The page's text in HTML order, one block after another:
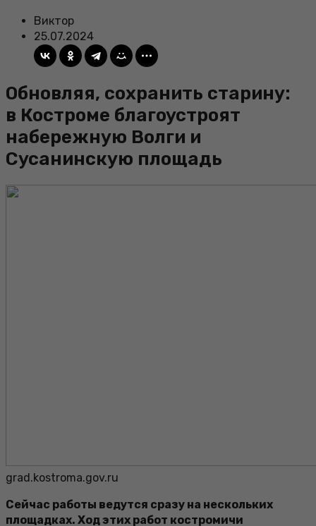
Виктор
25.07.2024
Обновляя, сохранить старину:
в Костроме благоустроят
набережную Волги и
Сусанинскую площадь
grad.kostroma.gov.ru
Сейчас работы ведутся сразу на нескольких
площадках. Ход этих работ костромичи